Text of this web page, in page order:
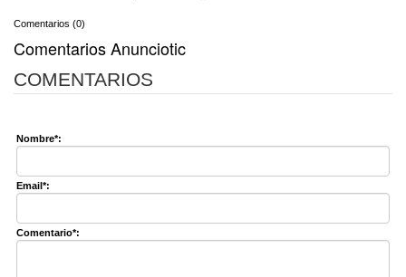
Comentarios (0)
Comentarios Anunciotic
COMENTARIOS
Nombre*:
Email*:
Comentario*: